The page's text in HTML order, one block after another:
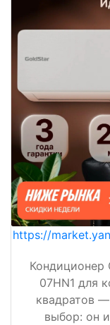
https://
Кондиционер
07HN1 для
квадратов
выбор: он